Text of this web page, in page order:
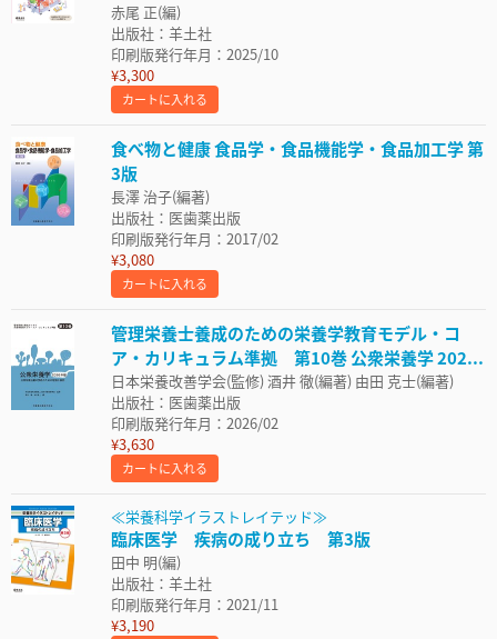
赤尾 正(編)
出版社：羊土社
印刷版発行年月：2025/10
¥3,300
カートに入れる
食べ物と健康 食品学・食品機能学・食品加工学 第
3版
長澤 治子(編著)
出版社：医歯薬出版
印刷版発行年月：2017/02
¥3,080
カートに入れる
管理栄養士養成のための栄養学教育モデル・コ
ア・カリキュラム準拠 第10巻 公衆栄養学 202...
日本栄養改善学会(監修) 酒井 徹(編著) 由田 克士(編著)
出版社：医歯薬出版
印刷版発行年月：2026/02
¥3,630
カートに入れる
≪栄養科学イラストレイテッド≫
臨床医学 疾病の成り立ち 第3版
田中 明(編)
出版社：羊土社
印刷版発行年月：2021/11
¥3,190